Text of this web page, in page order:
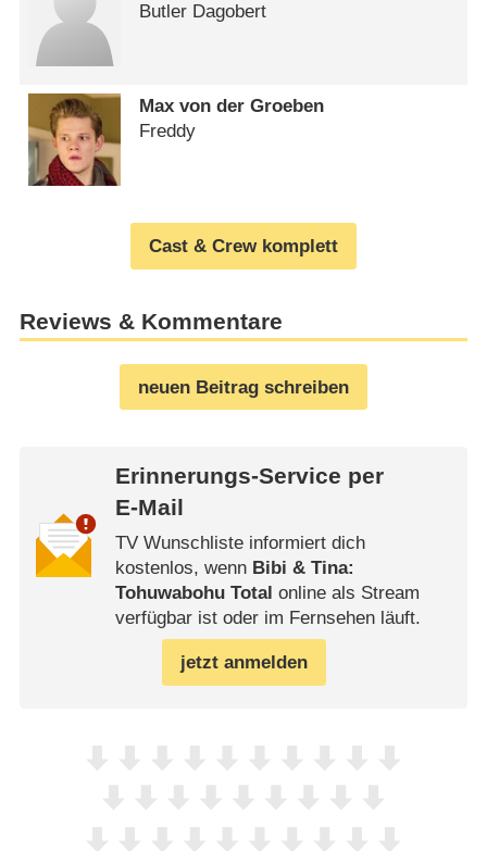
Butler Dagobert
Max von der Groeben
Freddy
Cast & Crew komplett
Reviews & Kommentare
neuen Beitrag schreiben
Erinnerungs-Service per
E-Mail
TV Wunschliste informiert dich
kostenlos, wenn Bibi & Tina:
Tohuwabohu Total online als Stream
verfügbar ist oder im Fernsehen läuft.
jetzt anmelden